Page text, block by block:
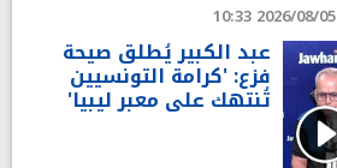
2026/08/05 10:33
عبد الكبير يُطلق صيحة
فزع: 'كرامة التونسيين
تُنتهك على معبر ليبيا'